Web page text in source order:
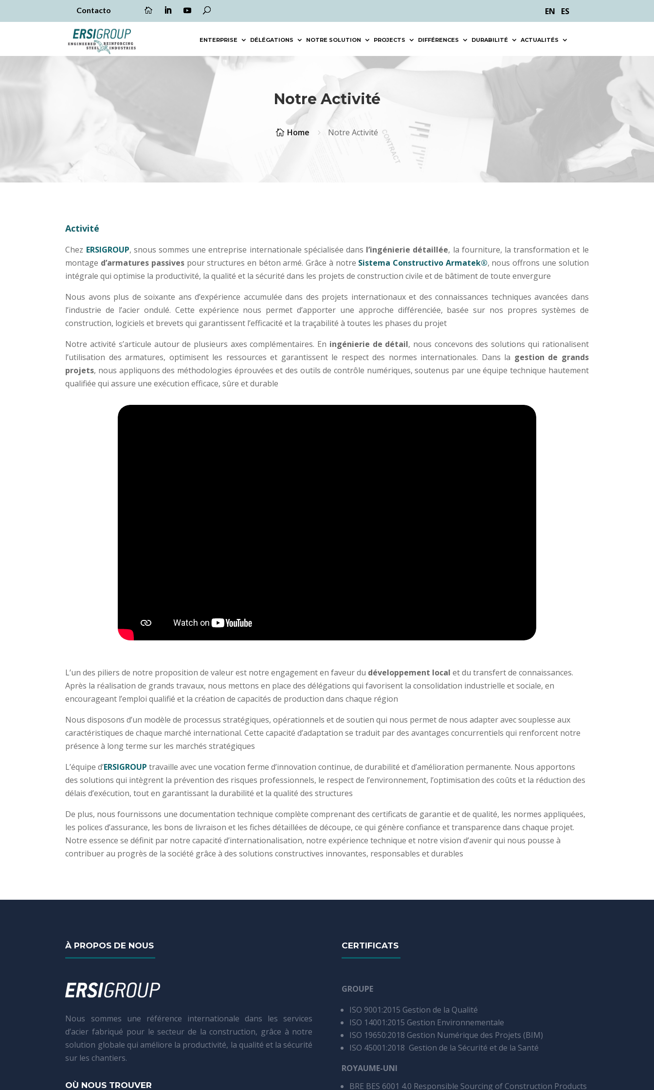
ENTERPRISE DÉLÉGATIONS NOTRE SOLUTION PROJECTS DIFFÉRENCES DURABILITÉ ACTUALITÉS
Contacto EN ES
Notre Activité
 Home 5 Notre Activité
Activité
Chez ERSIGROUP, snous sommes une entreprise internationale spécialisée dans l’ingénierie détaillée, la fourniture, la transformation et le
montage d’armatures passivespour structures en béton armé. Grâce à notre Sistema Constructivo Armatek®, nous offrons une solution
intégrale qui optimise la productivité, la qualité et la sécurité dans les projets de construction civile et de bâtiment de toute envergure
Nous avons plus de soixante ans d’expérience accumulée dans des projets internationaux et des connaissances techniques avancées dans
l’industrie de l’acier ondulé. Cette expérience nous permet d’apporter une approche différenciée, basée sur nos propres systèmes de
construction, logiciels et brevets qui garantissent l’efficacité et la traçabilité à toutes les phases du projet
Notre activité s’articule autour de plusieurs axes complémentaires. En ingénierie de détail, nous concevons des solutions qui rationalisent
l’utilisation des armatures, optimisent les ressources et garantissent le respect des normes internationales. Dans la gestion de grands
projets, nous appliquons des méthodologies éprouvées et des outils de contrôle numériques, soutenus par une équipe technique hautement
qualifiée qui assure une exécution efficace, sûre et durable
L’un des piliers de notre proposition de valeur est notre engagement en faveur du développement local et du transfert de connaissances.
Après la réalisation de grands travaux, nous mettons en place des délégations qui favorisent la consolidation industrielle et sociale, en
encourageant l’emploi qualifié et la création de capacités de production dans chaque région
Nous disposons d’un modèle de processus stratégiques, opérationnels et de soutien qui nous permet de nous adapter avec souplesse aux
caractéristiques de chaque marché international. Cette capacité d’adaptation se traduit par des avantages concurrentiels qui renforcent notre
présence à long terme sur les marchés stratégiques
L’équipe d’ERSIGROUP travaille avec une vocation ferme d’innovation continue, de durabilité et d’amélioration permanente. Nous apportons
des solutions qui intègrent la prévention des risques professionnels, le respect de l’environnement, l’optimisation des coûts et la réduction des
délais d’exécution, tout en garantissant la durabilité et la qualité des structures
De plus, nous fournissons une documentation technique complète comprenant des certificats de garantie et de qualité, les normes appliquées,
les polices d’assurance, les bons de livraison et les fiches détaillées de découpe, ce qui génère confiance et transparence dans chaque projet.
Notre essence se définit par notre capacité d’internationalisation, notre expérience technique et notre vision d’avenir qui nous pousse à
contribuer au progrès de la société grâce à des solutions constructives innovantes, responsables et durables
À PROPOS DE NOUS
Nous sommes une référence internationale dans les services
d’acier fabriqué pour le secteur de la construction, grâce à notre
solution globale qui améliore la productivité, la qualité et la sécurité
sur les chantiers.
OÙ NOUS TROUVER
CERTIFICATS
GROUPE
ISO 9001:2015 Gestion de la Qualité
ISO 14001:2015 Gestion Environnementale
ISO 19650:2018 Gestion Numérique des Projets (BIM)
ISO 45001:2018 Gestion de la Sécurité et de la Santé
ROYAUME-UNI
BRE BES 6001 4.0 Responsible Sourcing of Construction Products